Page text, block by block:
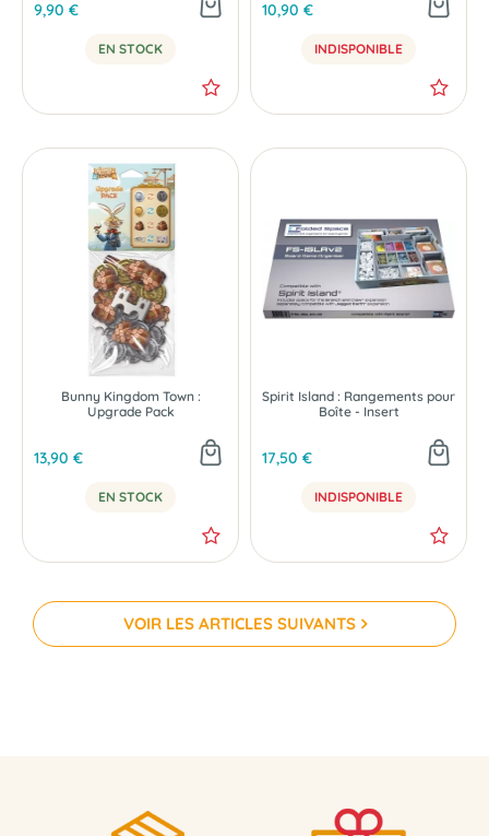
9,90 €
EN STOCK
10,90 €
INDISPONIBLE
Bunny Kingdom Town :
Upgrade Pack
13,90 €
EN STOCK
Spirit Island : Rangements pour
Boîte - Insert
17,50 €
INDISPONIBLE
VOIR LES ARTICLES SUIVANTS